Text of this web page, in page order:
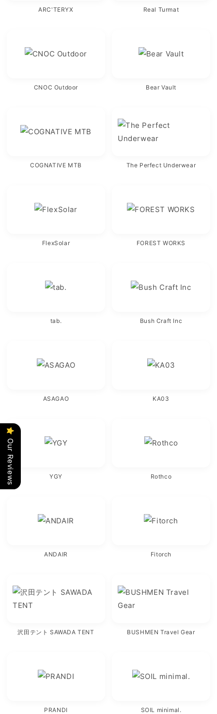
ARC'TERYX Real Turmat
CNOC Outdoor Bear Vault
COGNATIVE MTB The Perfect Underwear
FlexSolar FOREST WORKS
tab. Bush Craft Inc
ASAGAO KA03
YGY Rothco
ANDAIR Fitorch
沢田テント SAWADA TENT BUSHMEN Travel Gear
PRANDI SOIL minimal.
Our Reviews